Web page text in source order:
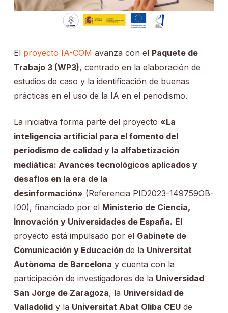
El proyecto IA-COM avanza con el Paquete de
Trabajo 3 (WP3), centrado en la elaboración de
estudios de caso y la identificación de buenas
prácticas en el uso de la IA en el periodismo.
La iniciativa forma parte del proyecto «La
inteligencia artificial para el fomento del
periodismo de calidad y la alfabetización
mediática: Avances tecnológicos aplicados y
desafíos en la era de la
desinformación» (Referencia PID2023-149759OB-
I00), financiado por el Ministerio de Ciencia,
Innovación y Universidades de España. El
proyecto está impulsado por el Gabinete de
Comunicación y Educación de la Universitat
Autònoma de Barcelona y cuenta con la
participación de investigadores de la Universidad
San Jorge de Zaragoza, la Universidad de
Valladolidy la Universitat Abat Oliba CEUde